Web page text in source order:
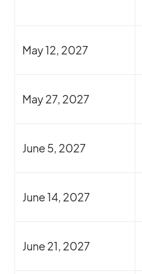
May 12, 2027
May 27, 2027
June 5, 2027
June 14, 2027
June 21, 2027